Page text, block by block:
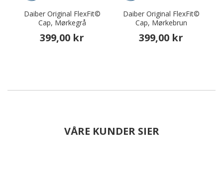
Daiber Original FlexFit©
Cap, Mørkegrå
399,00 kr
Daiber Original FlexFit©
Cap, Mørkebrun
399,00 kr
VÅRE KUNDER SIER